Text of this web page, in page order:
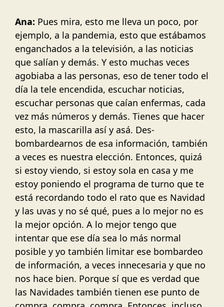
Ana: Pues mira, esto me lleva un poco, por
ejemplo, a la pandemia, esto que estábamos
enganchados a la televisión, a las noticias
que salían y demás. Y esto muchas veces
agobiaba a las personas, eso de tener todo el
día la tele encendida, escuchar noticias,
escuchar personas que caían enfermas, cada
vez más números y demás. Tienes que hacer
esto, la mascarilla así y asá. Des-
bombardearnos de esa información, también
a veces es nuestra elección. Entonces, quizá
si estoy viendo, si estoy sola en casa y me
estoy poniendo el programa de turno que te
está recordando todo el rato que es Navidad
y las uvas y no sé qué, pues a lo mejor no es
la mejor opción. A lo mejor tengo que
intentar que ese día sea lo más normal
posible y yo también limitar ese bombardeo
de información, a veces innecesaria y que no
nos hace bien. Porque sí que es verdad que
las Navidades también tienen ese punto de